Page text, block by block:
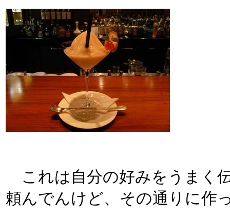
これは自分の好みをうまく
頼んでんけど、その通りに作